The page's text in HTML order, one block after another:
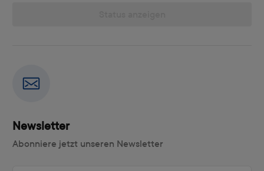
Newsletter
Abonniere jetzt unseren Newsletter